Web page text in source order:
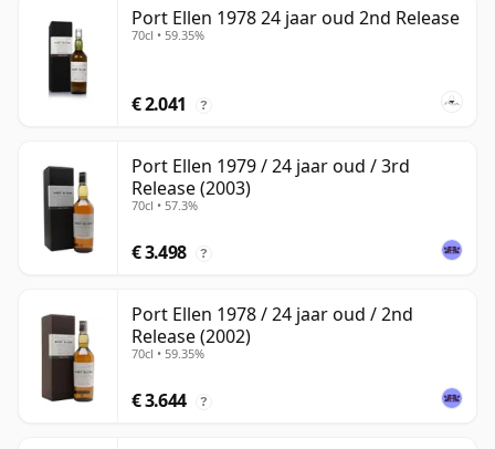
Port Ellen 1978 24 jaar oud 2nd Release
70cl • 59.35%
€ 2.041 ?
Port Ellen 1979 / 24 jaar oud / 3rd
Release (2003)
70cl • 57.3%
€ 3.498 ?
Port Ellen 1978 / 24 jaar oud / 2nd
Release (2002)
70cl • 59.35%
€ 3.644 ?